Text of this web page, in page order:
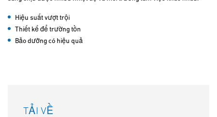
Hiệu suất vượt trội
Thiết kế để trường tồn
Bảo dưỡng có hiệu quả
TẢI VỀ